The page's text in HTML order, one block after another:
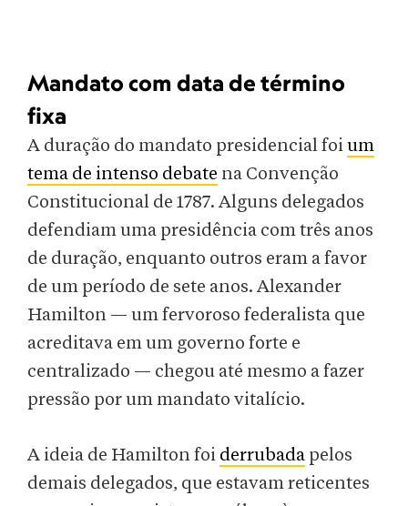
Mandato com data de término
fixa
A duração do mandato presidencial foium
tema de intenso debate na Convenção
Constitucional de 1787. Alguns delegados
defendiam uma presidência com três anos
de duração, enquanto outros eram a favor
de um período de sete anos. Alexander
Hamilton — um fervoroso federalista que
acreditava em um governo forte e
centralizado — chegou até mesmo a fazer
pressão por um mandato vitalício.
A ideia de Hamilton foi derrubada pelos
demais delegados, que estavam reticentes